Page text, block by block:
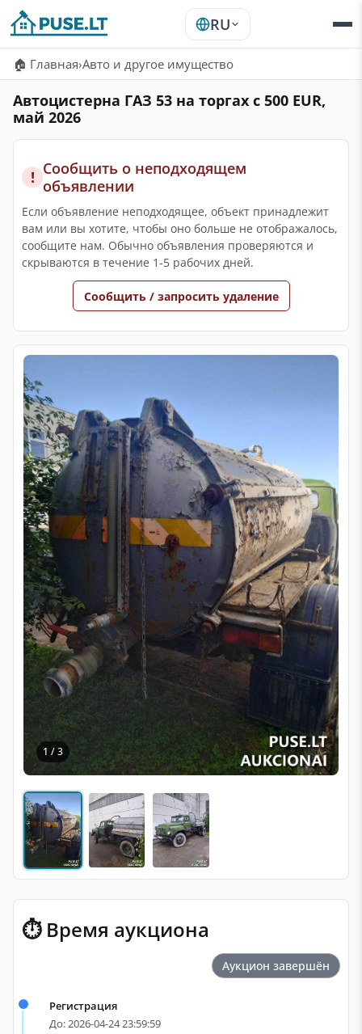
RU
🏠 Главная›Авто и другое имущество
Автоцистерна ГАЗ 53 на торгах с 500 EUR,
май 2026
1 / 3
⏱ Время аукциона
Аукцион завершён
Регистрация
До: 2026-04-24 23:59:59
! Сообщить о неподходящем
объявлении
Если объявление неподходящее, объект принадлежит
вам или вы хотите, чтобы оно больше не отображалось,
сообщите нам. Обычно объявления проверяются и
скрываются в течение 1-5 рабочих дней.
Сообщить / запросить удаление